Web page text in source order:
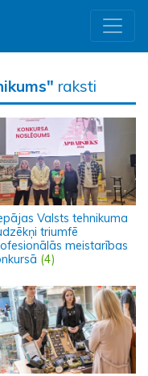
raksti
Valsts tehnikuma
triumfē
meistarības
(4)